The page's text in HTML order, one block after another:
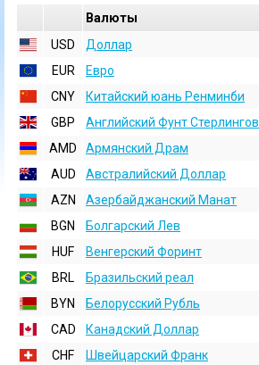
Валюты
USD
Доллар
EUR
Евро
CNY
Китайский юань Ренминби
GBP
Английский Фунт Стерлингов
AMD
Армянский Драм
AUD
Австралийский Доллар
AZN
Азербайджанский Манат
BGN
Болгарский Лев
HUF
Венгерский Форинт
BRL
Бразильский реал
BYN
Белорусский Рубль
CAD
Канадский Доллар
CHF
Швейцарский Франк